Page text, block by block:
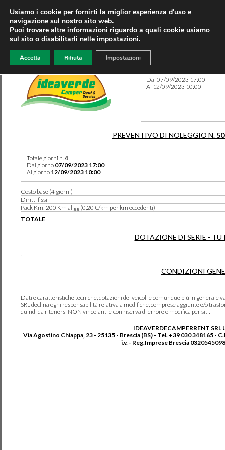
Dal 07/09/2023 17:00
Al 12/09/2023 10:00
PREVENTIVO DI NOLEGGIO N.
Totale giorni n.4
Dal giorno 07/09/2023 17:00
Al giorno 12/09/2023 10:00
Costo base (4 giorni)
Diritti fissi
Pack Km: 200 Km al gg (0,20 €/km per km eccedenti)
TOTALE
DOTAZIONE DI SERIE -
.
CONDIZIONI
Dati e caratteristiche tecniche, dotazioni dei veicoli e comunque più in generale
SRL declina ogni responsabilità relativa a modifiche, comprese aggiunte e/o
quindi da ritenersi NON vincolanti e con riserva di errore o modifica per siti.
IDEAVERDECAMPERRENT SRL
Via Agostino Chiappa, 23 - 25135 - Brescia (BS) - Tel. +39 030 348165 -
i.v. - Reg.Imprese Brescia
Usiamo i cookie per fornirti la miglior esperienza d'uso e
navigazione sul nostro sito web.
Puoi trovare altre informazioni riguardo a quali cookie usiamo
sul sito o disabilitarli nelle impostazioni.
Accetta Rifiuta Impostazioni